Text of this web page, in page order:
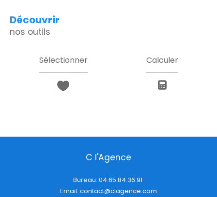
découvrir
nos outils
Sélectionner Calculer
C l'Agence
Bureau: 04.65.84.36.91
Email: contact@clagence.com